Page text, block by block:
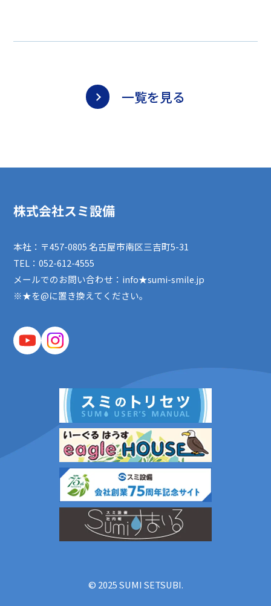
一覧を見る
株式会社スミ設備
本社：〒457-0805 名古屋市南区三吉町5-31
TEL：052-612-4555
メールでのお問い合わせ：info★sumi-smile.jp
※★を@に置き換えてください。
© 2025 SUMI SETSUBI.